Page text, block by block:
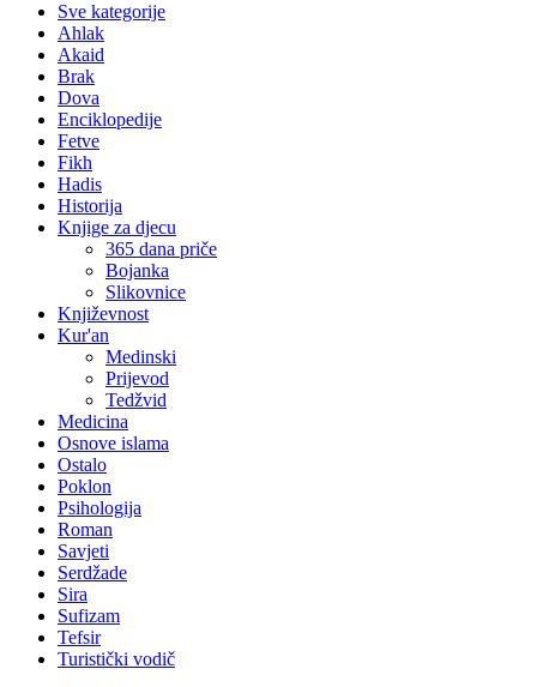
Sve kategorije
Ahlak
Akaid
Brak
Dova
Enciklopedije
Fetve
Fikh
Hadis
Historija
Knjige za djecu
365 dana priče
Bojanka
Slikovnice
Književnost
Kur'an
Medinski
Prijevod
Tedžvid
Medicina
Osnove islama
Ostalo
Poklon
Psihologija
Roman
Savjeti
Serdžade
Sira
Sufizam
Tefsir
Turistički vodič